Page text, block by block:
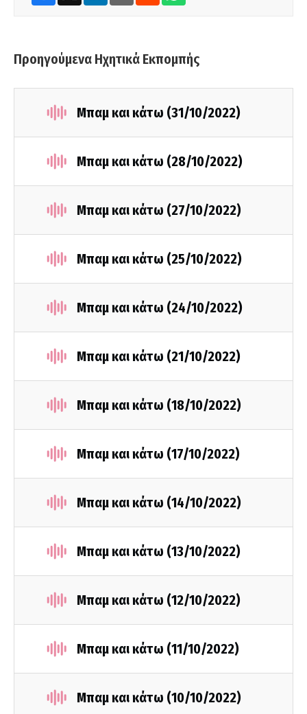
Προηγούμενα Ηχητικά Εκπομπής
Μπαμ και κάτω (31/10/2022)
Μπαμ και κάτω (28/10/2022)
Μπαμ και κάτω (27/10/2022)
Μπαμ και κάτω (25/10/2022)
Μπαμ και κάτω (24/10/2022)
Μπαμ και κάτω (21/10/2022)
Μπαμ και κάτω (18/10/2022)
Μπαμ και κάτω (17/10/2022)
Μπαμ και κάτω (14/10/2022)
Μπαμ και κάτω (13/10/2022)
Μπαμ και κάτω (12/10/2022)
Μπαμ και κάτω (11/10/2022)
Μπαμ και κάτω (10/10/2022)